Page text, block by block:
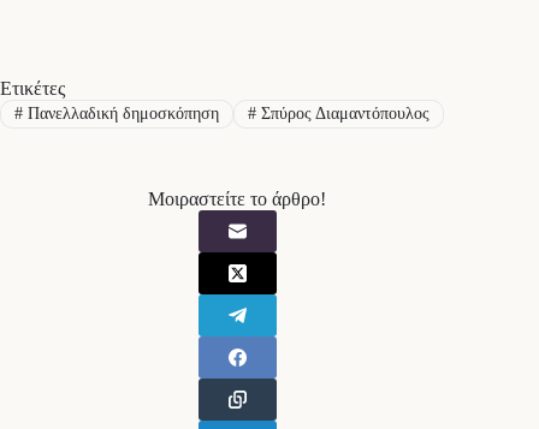
Ετικέτες
#Πανελλαδική δημοσκόπηση #Σπύρος Διαμαντόπουλος
Μοιραστείτε το άρθρο!